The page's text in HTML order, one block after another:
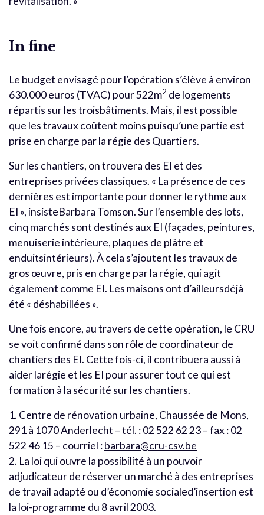
In fine
Le budget envisagé pour l’opération s’élève à environ
630.000 euros (TVAC) pour 522m2 de logements
répartis sur les troisbâtiments. Mais, il est possible
que les travaux coûtent moins puisqu’une partie est
prise en charge par la régie des Quartiers.
Sur les chantiers, on trouvera des EI et des
entreprises privées classiques. « La présence de ces
dernières est importante pour donner le rythme aux
EI », insisteBarbara Tomson. Sur l’ensemble des lots,
cinq marchés sont destinés aux EI (façades, peintures,
menuiserie intérieure, plaques de plâtre et
enduitsintérieurs). À cela s’ajoutent les travaux de
gros œuvre, pris en charge par la régie, qui agit
également comme EI. Les maisons ont d’ailleursdéjà
été « déshabillées ».
Une fois encore, au travers de cette opération, le CRU
se voit confirmé dans son rôle de coordinateur de
chantiers des EI. Cette fois-ci, il contribuera aussi à
aider larégie et les EI pour assurer tout ce qui est
formation à la sécurité sur les chantiers.
1. Centre de rénovation urbaine, Chaussée de Mons,
291 à 1070 Anderlecht – tél. : 02 522 62 23 – fax : 02
522 46 15 – courriel :barbara@cru-csv.be
2. La loi qui ouvre la possibilité à un pouvoir
adjudicateur de réserver un marché à des entreprises
de travail adapté ou d’économie socialed’insertion est
la loi-programme du 8 avril 2003.